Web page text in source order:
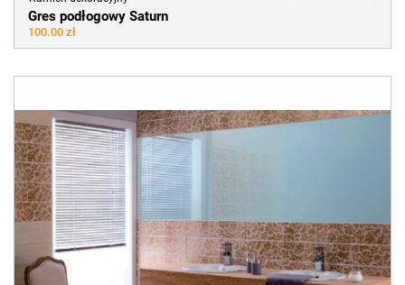
Gres podłogowy Saturn
100.00 zł